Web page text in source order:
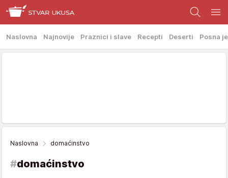
Naslovna Najnovije Praznici i slave Recepti Deserti Posna
Naslovna domaćinstvo
#domaćinstvo